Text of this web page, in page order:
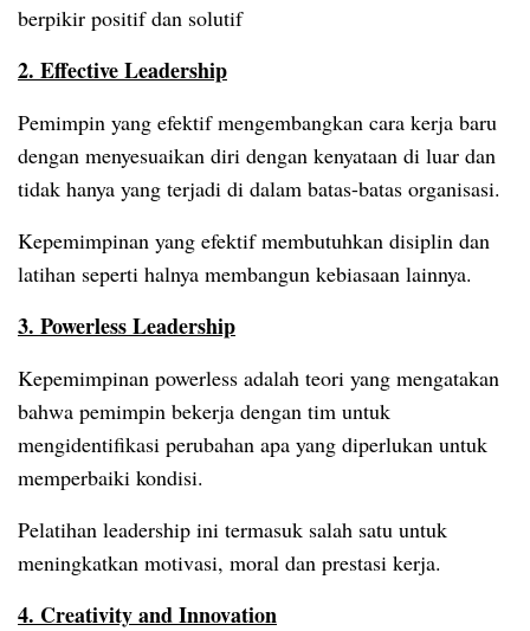
berpikir positif dan solutif
2. Effective Leadership
Pemimpin yang efektif mengembangkan cara kerja baru
dengan menyesuaikan diri dengan kenyataan di luar dan
tidak hanya yang terjadi di dalam batas-batas organisasi.
Kepemimpinan yang efektif membutuhkan disiplin dan
latihan seperti halnya membangun kebiasaan lainnya.
3. Powerless Leadership
Kepemimpinan powerless adalah teori yang mengatakan
bahwa pemimpin bekerja dengan tim untuk
mengidentifikasi perubahan apa yang diperlukan untuk
memperbaiki kondisi.
Pelatihan leadership ini termasuk salah satu untuk
meningkatkan motivasi, moral dan prestasi kerja.
4. Creativity and Innovation